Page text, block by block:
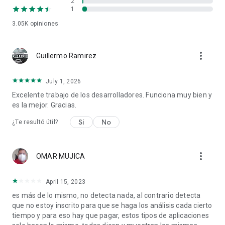
instante.
Protección auto
Nuestra protección mejorada funciona 24/7. Certo realiza un
escaneo profundo cada 24 horas y revisa cada nueva app
que hacer nada.*
VPN Segura
Protege tu actividad en línea con cifrado de nivel militar. Certo
VPN mantiene segura tu conexión en cualquier red – incluso
Detección de intrusos
Nuestro sistema exclusivo detecta si alguien intenta adivinar
silenciosa o activar una alarma para detener al intruso.*
Revisión de brechas
3.05K opiniones
1
Guillermo Ramirez more_vert
July 1, 2026
Excelente trabajo de los desarrolladores. Funciona muy bien y
es la mejor. Gracias.
¿Te resultó útil? Sí No
OMAR MUJICA more_vert
April 15, 2023
es más de lo mismo, no detecta nada, al contrario detecta
que no estoy inscrito para que se haga los análisis cada cierto
tiempo y para eso hay que pagar, estos tipos de aplicaciones